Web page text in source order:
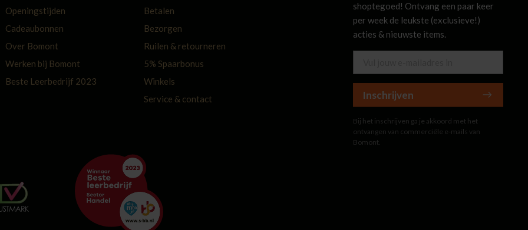
Openingstijden
Cadeaubonnen
Over Bomont
Werken bij Bomont
Beste Leerbedrijf 2023
Betalen
Bezorgen
Ruilen & retourneren
5% Spaarbonus
Winkels
Service & contact
shoptegoed! Ontvang een paar keer
per week de leukste (exclusieve!)
acties & nieuwste items.
Inschrijven
Bij het inschrijven ga je akkoord met het
ontvangen van commerciële e-mails van
Bomont.